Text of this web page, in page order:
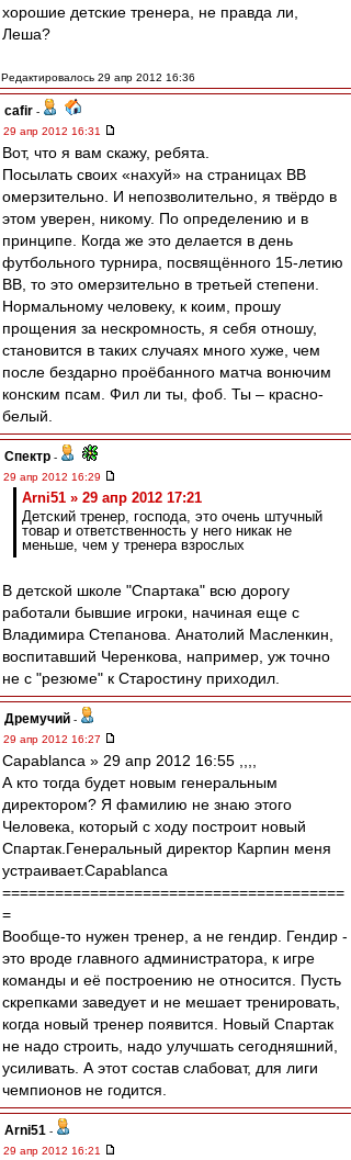
хорошие детские тренера, не правда ли,
Леша?
Редактировалось 29 апр 2012 16:36
cafir -
29 апр 2012 16:31
Вот, что я вам скажу, ребята.
Посылать своих «нахуй» на страницах ВВ
омерзительно. И непозволительно, я твёрдо в
этом уверен, никому. По определению и в
принципе. Когда же это делается в день
футбольного турнира, посвящённого 15-летию
ВВ, то это омерзительно в третьей степени.
Нормальному человеку, к коим, прошу
прощения за нескромность, я себя отношу,
становится в таких случаях много хуже, чем
после бездарно проёбанного матча вонючим
конским псам. Фил ли ты, фоб. Ты – красно-
белый.
Спектр -
29 апр 2012 16:29
Arni51 » 29 апр 2012 17:21
Детский тренер, господа, это очень штучный
товар и ответственность у него никак не
меньше, чем у тренера взрослых
В детской школе "Спартака" всю дорогу
работали бывшие игроки, начиная еще с
Владимира Степанова. Анатолий Масленкин,
воспитавший Черенкова, например, уж точно
не с "резюме" к Старостину приходил.
Дремучий -
29 апр 2012 16:27
Сapablanca » 29 апр 2012 16:55 ,,,,
А кто тогда будет новым генеральным
директором? Я фамилию не знаю этого
Человека, который с ходу построит новый
Спартак.Генеральный директор Карпин меня
устраивает.Сapablanca
=======================================
=
Вообще-то нужен тренер, а не гендир. Гендир -
это вроде главного администратора, к игре
команды и её построению не относится. Пусть
скрепками заведует и не мешает тренировать,
когда новый тренер появится. Новый Спартак
не надо строить, надо улучшать сегодняшний,
усиливать. А этот состав слабоват, для лиги
чемпионов не годится.
Arni51 -
29 апр 2012 16:21